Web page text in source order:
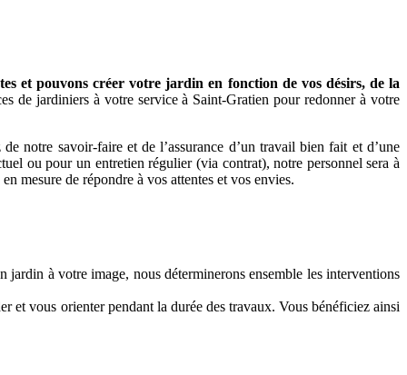
et pouvons créer votre jardin en fonction de vos désirs, de la
de jardiniers à votre service à Saint-Gratien pour redonner à votre
notre savoir-faire et de l’assurance d’un travail bien fait et d’une
ou pour un entretien régulier (via contrat), notre personnel sera à
mesure de répondre à vos attentes et vos envies.
jardin à votre image, nous déterminerons ensemble les interventions
et vous orienter pendant la durée des travaux. Vous bénéficiez ainsi